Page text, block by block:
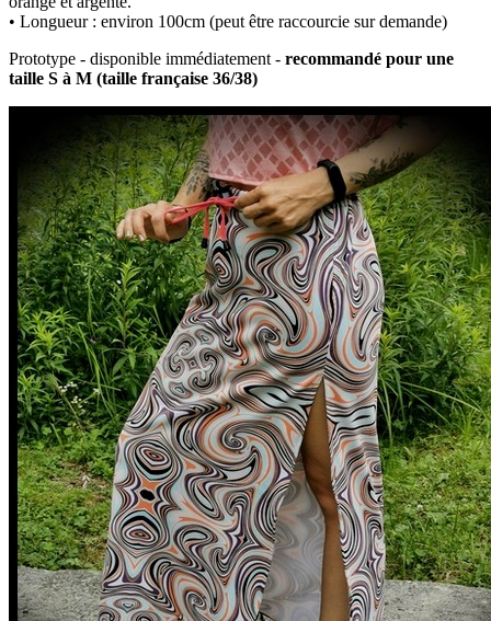
• Longueur : environ 100cm (peut être raccourcie sur demande)
Prototype - disponible immédiatement - recommandé pour une
taille S à M (taille française 36/38)